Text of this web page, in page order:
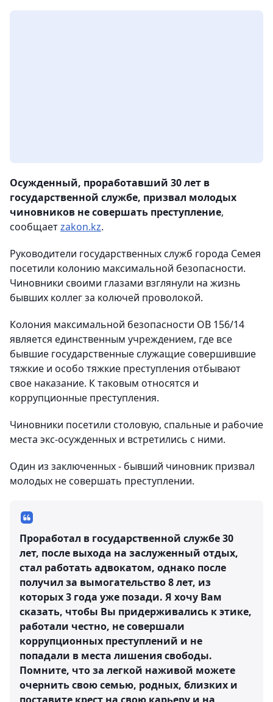
Осужденный, проработавший 30 лет в
государственной службе, призвал молодых
чиновников не совершать преступление,
сообщаетzakon.kz.
Руководители государственных служб города Семея
посетили колонию максимальной безопасности.
Чиновники своими глазами взглянули на жизнь
бывших коллег за колючей проволокой.
Колония максимальной безопасности ОВ 156/14
является единственным учреждением, где все
бывшие государственные служащие совершившие
тяжкие и особо тяжкие преступления отбывают
свое наказание. К таковым относятся и
коррупционные преступления.
Чиновники посетили столовую, спальные и рабочие
места экс-осужденных и встретились с ними.
Один из заключенных - бывший чиновник призвал
молодых не совершать преступлении.
Проработал в государственной службе 30
лет, после выхода на заслуженный отдых,
стал работать адвокатом, однако после
получил за вымогательство 8 лет, из
которых 3 года уже позади. Я хочу Вам
сказать, чтобы Вы придерживались к этике,
работали честно, не совершали
коррупционных преступлений и не
попадали в места лишения свободы.
Помните, что за легкой наживой можете
очернить свою семью, родных, близких и